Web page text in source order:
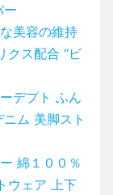
ー
美容の維持
クス配合 “ビ
デプト ふん
ム 美脚スト
綿１００％
ウェア 上下